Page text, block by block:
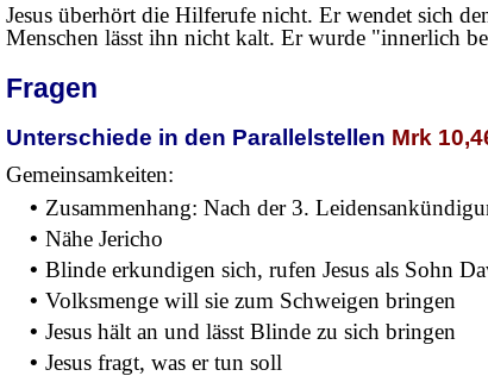
Jesus überhört die Hilferufe nicht. Er wendet sich
Menschen lässt ihn nicht kalt. Er wurde "innerlich
Fragen
Unterschiede in den Parallelstellen Mrk
Gemeinsamkeiten:
• Zusammenhang: Nach der 3.
• Nähe Jericho
• Blinde erkundigen sich, rufen Jesus als Sohn
• Volksmenge will sie zum Schweigen bringen
• Jesus hält an und lässt Blinde zu sich bringen
• Jesus fragt, was er tun soll